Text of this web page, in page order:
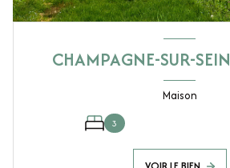
CHAMPAGNE-SUR-
Maison
3